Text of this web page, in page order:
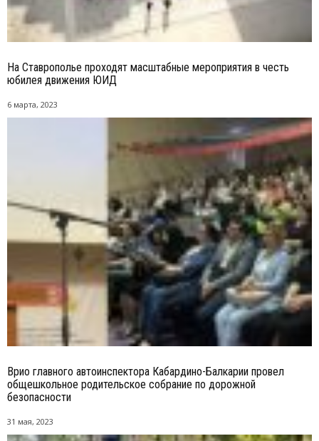
На Ставрополье проходят масштабные мероприятия в честь
юбилея движения ЮИД
6 марта, 2023
Врио главного автоинспектора Кабардино-Балкарии провел
общешкольное родительское собрание по дорожной
безопасности
31 мая, 2023